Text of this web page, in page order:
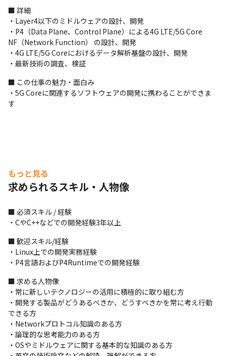
■ 詳細
・Layer4以下のミドルウェアの設計、開発
・P4（Data Plane、Control Plane）による4G LTE/5G Core
NF（Network Function） の設計、開発
・4G LTE/5G Coreにおけるデータ解析基盤の設計、開発
・最新技術の調査、検証
■ この仕事の魅力・面白み
・5G Coreに関連するソフトウェアの開発に携わることができま
す
勤務形態はフレックスタイム制を導入。
もっと見る
求められるスキル・人物像
■ 必須スキル / 経験
・CやC++などでの開発経験3年以上
■ 歓迎スキル/経験
・Linux上での開発実務経験
・P4言語およびP4Runtimeでの開発経験
■ 求める人物像
・常に新しいテクノロジーの活用に積極的に取り組む方
・開発する製品がどうあるべきか、どうすべきかを常に考え行動
できる方
・Networkプロトコル知識のある方
・論理的な思考能力のある方
・OSやミドルウェアに関する基本的な知識のある方